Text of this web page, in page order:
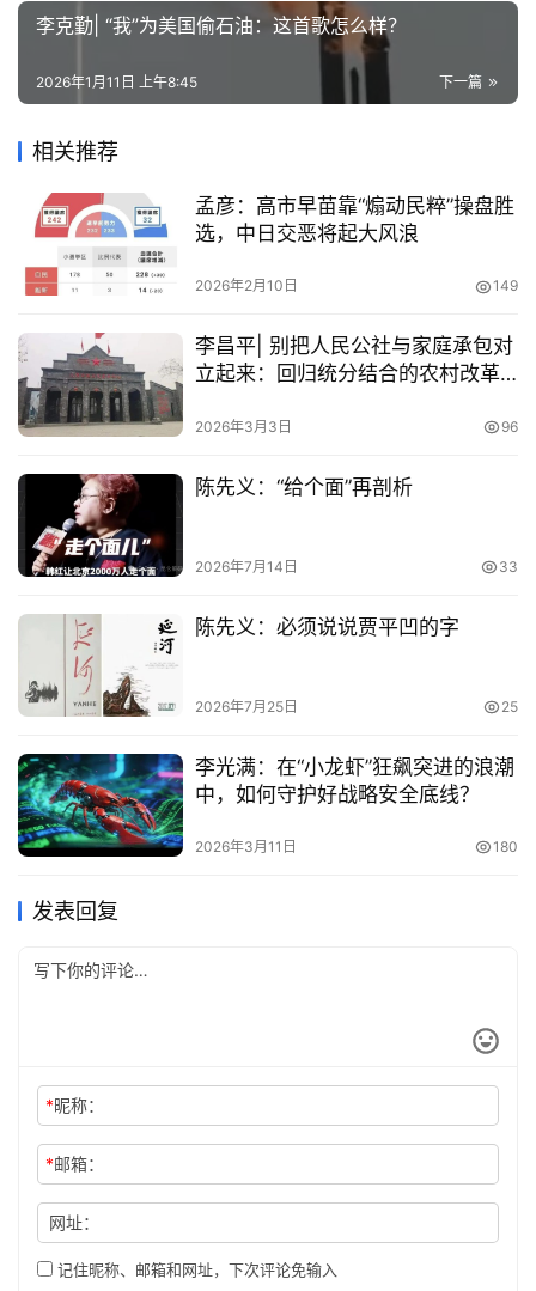
李克勤| “我”为美国偷石油：这首歌怎么样？
下一篇
2026年1月11日 上午8:45
相关推荐
孟彦：高市早苗靠“煽动民粹”操盘胜
选，中日交恶将起大风浪
2026年2月10日 149
李昌平| 别把人民公社与家庭承包对
立起来：回归统分结合的农村改革
2026年3月3日 96
陈先义：“给个面”再剖析
2026年7月14日 33
陈先义：必须说说贾平凹的字
2026年7月25日 25
李光满：在“小龙虾”狂飙突进的浪潮
中，如何守护好战略安全底线？
2026年3月11日 180
发表回复
*昵称：
*邮箱：
网址：
记住昵称、邮箱和网址，下次评论免输入